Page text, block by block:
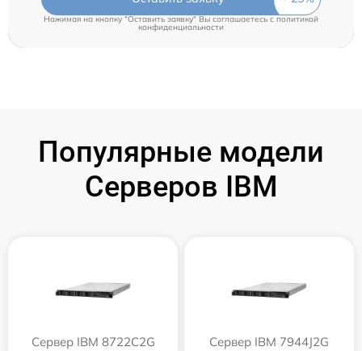
Нажимая на кнопку "Оставить заявку" Вы соглашаетесь c политикой
конфиденциальности
Популярные модели
Серверов IBM
Сервер IBM 8722C2G Сервер IBM 7944J2G